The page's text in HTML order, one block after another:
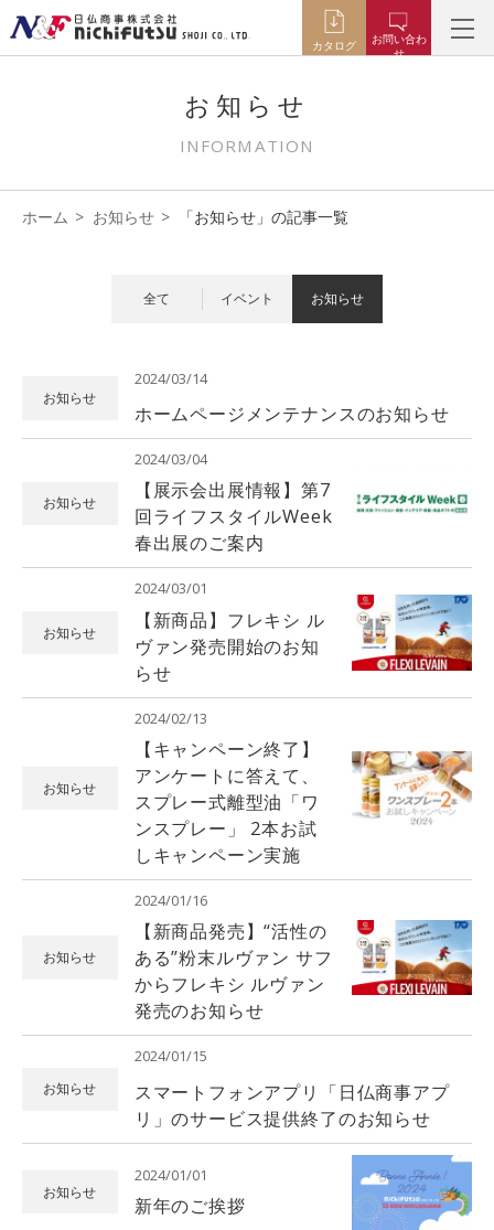
カタログ
お問い合わ
せ
お知らせ
INFORMATION
ホーム お知らせ 「お知らせ」の記事一覧
全て イベント お知らせ
お知らせ
2024/03/14
ホームページメンテナンスのお知らせ
お知らせ
2024/03/04
【展示会出展情報】第7
回ライフスタイルWeek
春出展のご案内
お知らせ
2024/03/01
【新商品】フレキシ ル
ヴァン発売開始のお知
らせ
お知らせ
2024/02/13
【キャンペーン終了】
アンケートに答えて、
スプレー式離型油「ワ
ンスプレー」 2本お試
しキャンペーン実施
お知らせ
2024/01/16
【新商品発売】“活性の
ある”粉末ルヴァン サフ
からフレキシ ルヴァン
発売のお知らせ
お知らせ
2024/01/15
スマートフォンアプリ「日仏商事アプ
リ」のサービス提供終了のお知らせ
お知らせ
2024/01/01
新年のご挨拶